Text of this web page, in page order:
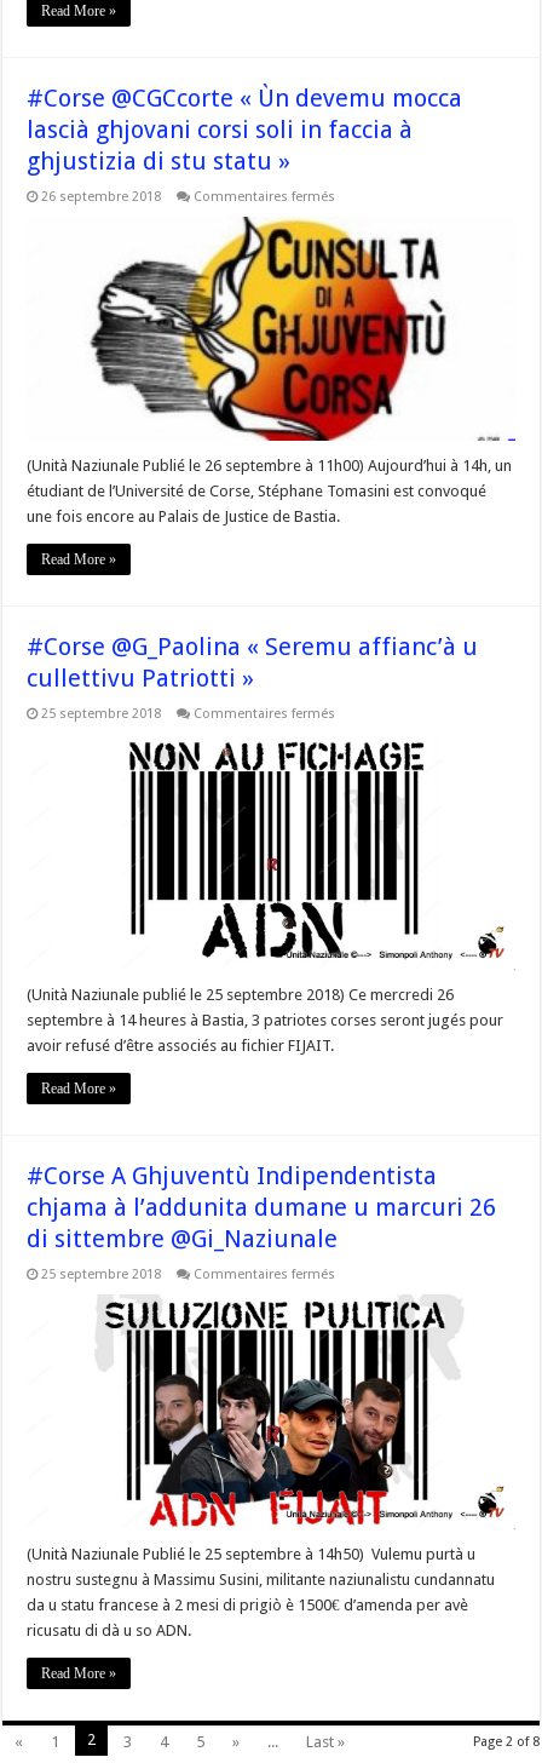
Read More »
#Corse @CGCcorte « Ùn devemu mocca
lascià ghjovani corsi soli in faccia à
ghjustizia di stu statu »
26 septembre 2018 Commentaires fermés
@CGCcorte
« Ùn
devemu
mocca
lascià
ghjovani
corsi
soli
in
à
ghjustizia
di
stu
(Unità Naziunale Publié le 26 septembre à 11h00) Aujourd’hui à 14h, un
étudiant de l’Université de Corse, Stéphane Tomasini est convoqué
une fois encore au Palais de Justice de Bastia.
Read More »
#Corse @G_Paolina « Seremu affianc’à u
cullettivu Patriotti »
25 septembre 2018 Commentaires fermés
@G_Paolina
« Seremu
affianc’à
cullettivu
Patriotti »
(Unità Naziunale publié le 25 septembre 2018) Ce mercredi 26
septembre à 14 heures à Bastia, 3 patriotes corses seront jugés pour
avoir refusé d’être associés au fichier FIJAIT.
Read More »
#Corse A Ghjuventù Indipendentista
chjama à l’addunita dumane u marcuri 26
di sittembre @Gi_Naziunale
25 septembre 2018 Commentaires fermés
A Ghjuventù
Indipendentista
chjama
l’addunita
dumane
u
marcuri
26
di
sittembre
@Gi_Naziunale
(Unità Naziunale Publié le 25 septembre à 14h50) Vulemu purtà u
nostru sustegnu à Massimu Susini, militante naziunalistu cundannatu
da u statu francese à 2 mesi di prigiò è 1500€ d’amenda per avè
ricusatu di dà u so ADN.
Read More »
Page 2 of 8
« 1 2 3 4 5 » ... Last »